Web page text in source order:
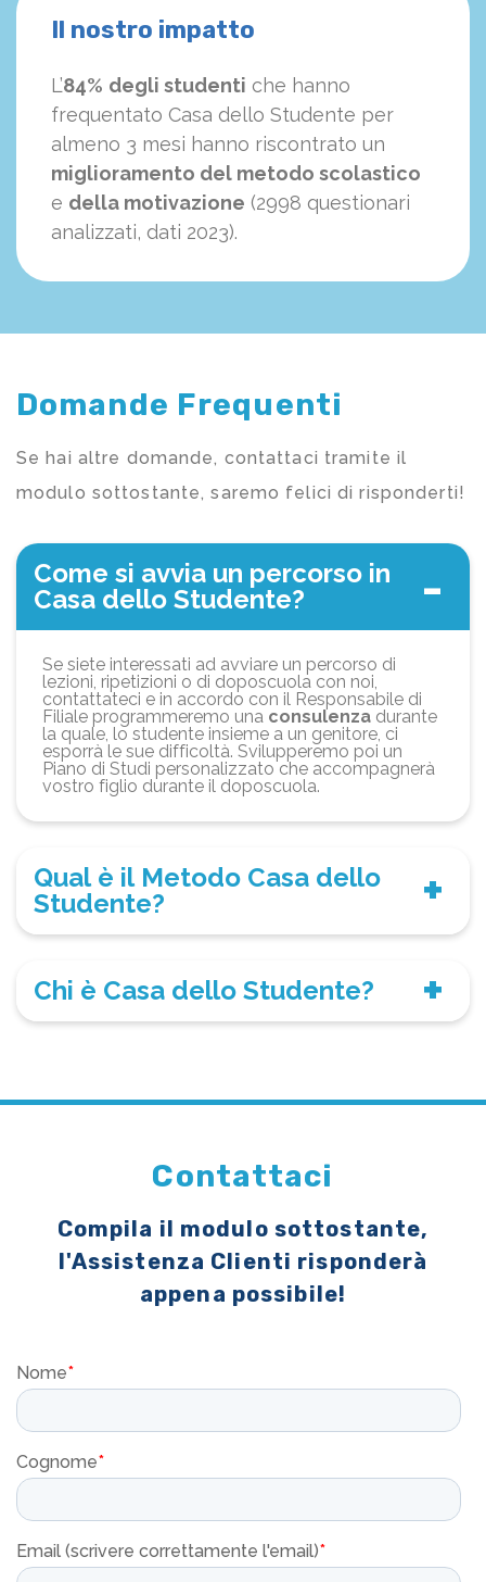
Il nostro impatto
L’84% degli studenti che hanno
frequentato Casa dello Studente per
almeno 3 mesi hanno riscontrato un
miglioramento del metodo scolastico
e della motivazione (2998 questionari
analizzati, dati 2023).
Domande Frequenti
Se hai altre domande, contattaci tramite il
modulo sottostante, saremo felici di risponderti!
Come si avvia un percorso in
Casa dello Studente?
Se siete interessati ad avviare un percorso di
lezioni, ripetizioni o di doposcuola con noi,
contattateci e in accordo con il Responsabile di
Filiale programmeremo una consulenza durante
la quale, lo studente insieme a un genitore, ci
esporrà le sue difficoltà. Svilupperemo poi un
Piano di Studi personalizzato che accompagnerà
vostro figlio durante il doposcuola.
Qual è il Metodo Casa dello
Studente?
Chi è Casa dello Studente?
Contattaci
Compila il modulo sottostante,
l'Assistenza Clienti risponderà
appena possibile!